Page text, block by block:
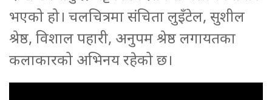
भएको हो। चलचित्रमा संचिता लुइँटेल, सुशील
श्रेष्ठ, विशाल पहारी, अनुपम श्रेष्ठ लगायतका
कलाकारको अभिनय रहेको छ।